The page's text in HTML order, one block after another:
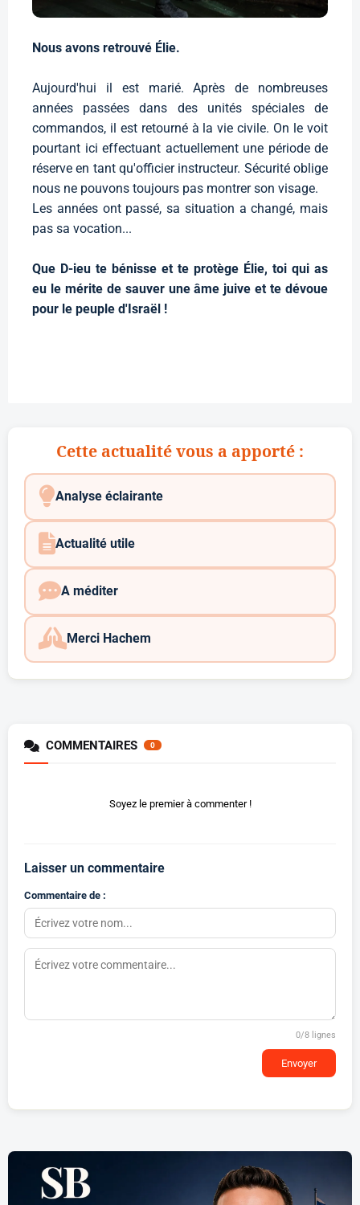
Nous avons retrouvé Élie.
Aujourd'hui il est marié. Après de nombreuses
années passées dans des unités spéciales de
commandos, il est retourné à la vie civile. On le voit
pourtant ici effectuant actuellement une période de
réserve en tant qu'officier instructeur. Sécurité oblige
nous ne pouvons toujours pas montrer son visage.
Les années ont passé, sa situation a changé, mais
pas sa vocation...
Que D-ieu te bénisse et te protège Élie, toi qui as
eu le mérite de sauver une âme juive et te dévoue
pour le peuple d'Israël !
Cette actualité vous a apporté :
Analyse éclairante
Actualité utile
A méditer
Merci Hachem
COMMENTAIRES 0
Soyez le premier à commenter !
Laisser un commentaire
Commentaire de :
0/8 lignes
Envoyer